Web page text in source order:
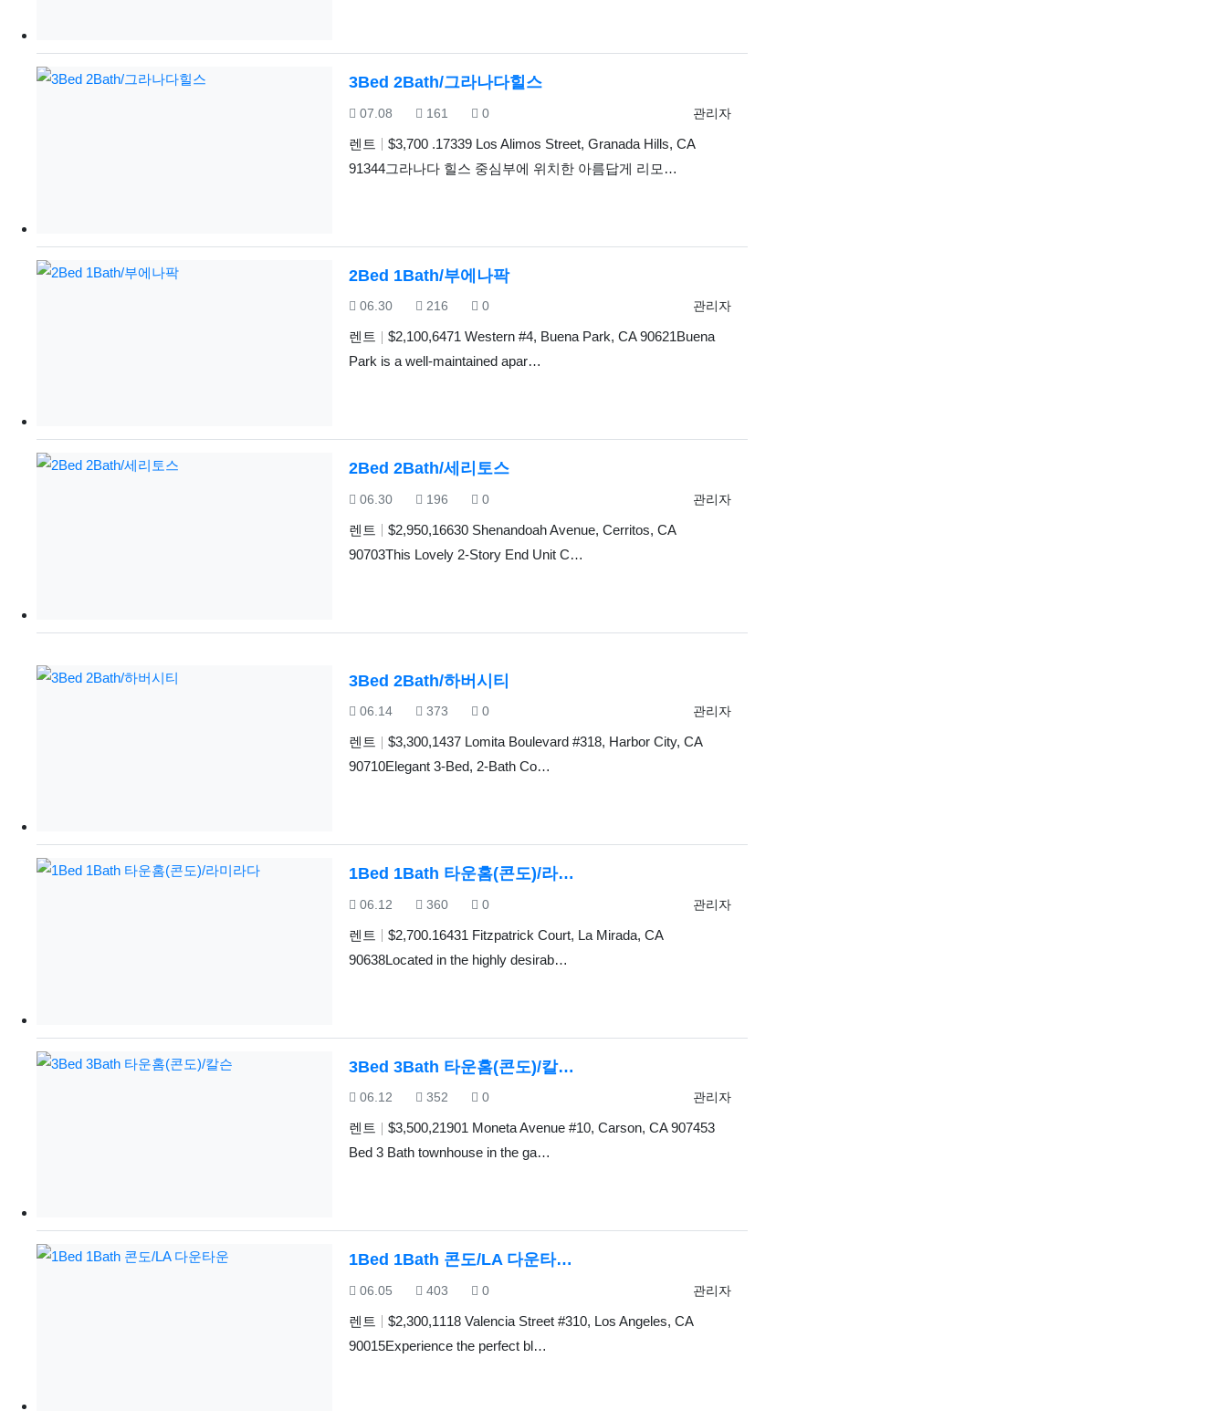
3Bed 2Bath/그라나다힐스
등록자
관리자
등록일
07.08 조회
161 추천
0
렌트
$3,700 .17339 Los Alimos Street, Granada Hills, CA
91344그라나다 힐스 중심부에 위치한 아름답게 리모…
2Bed 1Bath/부에나팍
등록자
관리자
등록일
06.30 조회
216 추천
0
렌트
$2,100,6471 Western #4, Buena Park, CA 90621Buena
Park is a well-maintained apar…
2Bed 2Bath/세리토스
등록자
관리자
등록일
06.30 조회
196 추천
0
렌트
$2,950,16630 Shenandoah Avenue, Cerritos, CA
90703This Lovely 2-Story End Unit C…
3Bed 2Bath/하버시티
등록자
관리자
등록일
06.14 조회
373 추천
0
렌트
$3,300,1437 Lomita Boulevard #318, Harbor City, CA
90710Elegant 3-Bed, 2-Bath Co…
1Bed 1Bath 타운홈(콘도)/라…
등록자
관리자
등록일
06.12 조회
360 추천
0
렌트
$2,700.16431 Fitzpatrick Court, La Mirada, CA
90638Located in the highly desirab…
3Bed 3Bath 타운홈(콘도)/칼…
등록자
관리자
등록일
06.12 조회
352 추천
0
렌트
$3,500,21901 Moneta Avenue #10, Carson, CA 907453
Bed 3 Bath townhouse in the ga…
1Bed 1Bath 콘도/LA 다운타…
등록자
관리자
등록일
06.05 조회
403 추천
0
렌트
$2,300,1118 Valencia Street #310, Los Angeles, CA
90015Experience the perfect bl…